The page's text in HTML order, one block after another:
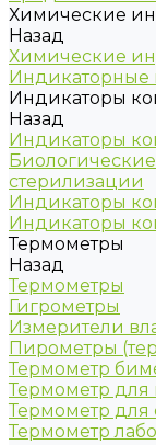
Химические
Назад
Химические
Индикаторные
Индикаторы
Назад
Индикаторы
стерилизации
Индикаторы
Индикаторы
Термометры
Назад
Термометры
Гигрометры
Измерители
Пирометры
Термометр
Термометр для
Термометр для
Термометр